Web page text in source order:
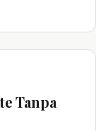
Tanpa